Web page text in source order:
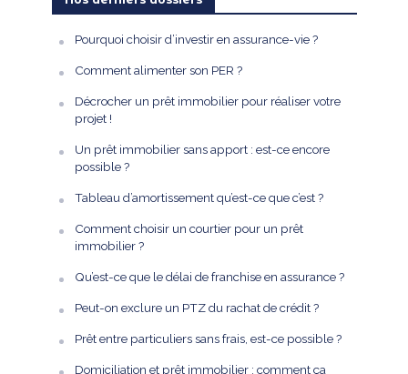
Pourquoi choisir d’investir en assurance-vie ?
Comment alimenter son PER ?
Décrocher un prêt immobilier pour réaliser votre
projet !
Un prêt immobilier sans apport : est-ce encore
possible ?
Tableau d’amortissement qu’est-ce que c’est ?
Comment choisir un courtier pour un prêt
immobilier ?
Qu’est-ce que le délai de franchise en assurance ?
Peut-on exclure un PTZ du rachat de crédit ?
Prêt entre particuliers sans frais, est-ce possible ?
Domiciliation et prêt immobilier : comment ça